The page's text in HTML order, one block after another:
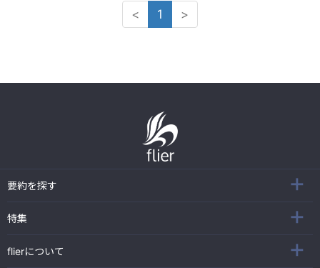
< 1 >
要約を探す
特集
flierについて